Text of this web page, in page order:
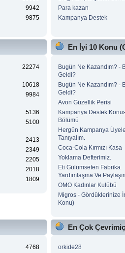
9942
9875
Para kazan
Kampanya Destek
22274
10618
9984
5136
5100
2413
2349
2205
2018
1809
En İyi 10 Konu
Bugün Ne Kazandım? -
Geldi?
Bugün Ne Kazandım? -
Geldi?
Avon Güzellik Perisi
Kampanya Destek
Bölümü
Hergün Kampanya
Tanıyalım.
Coca-Cola Kırmızı Kasa
Yoklama Defterimiz.
Eti Gülümseten Fabrika
Yardımlaşma Ve
OMO Kadınlar Kulübü
Migros - Gördüklerinize
Konu)
4768
En Çok
orkide28